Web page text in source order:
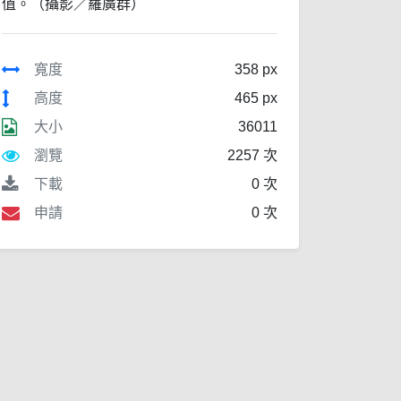
值。（攝影／羅廣群）
寬度
358 px
高度
465 px
大小
36011
瀏覽
2257 次
下載
0 次
申請
0 次